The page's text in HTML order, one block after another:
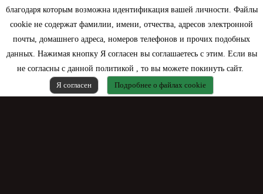
благодаря которым возможна идентификация вашей личности. Файлы
cookie не содержат фамилии, имени, отчества, адресов электронной
почты, домашнего адреса, номеров телефонов и прочих подобных
данных. Нажимая кнопку Я согласен вы соглашаетесь с этим. Если вы
не согласны с данной политикой , то вы можете покинуть сайт.
Я согласен
Подробнее о файлах cookie
Контактная информация